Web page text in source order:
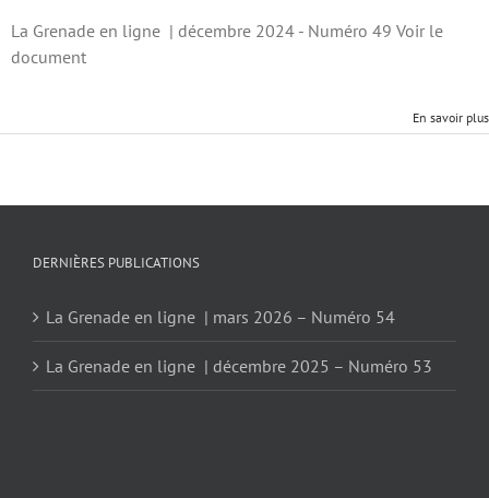
La Grenade en ligne | décembre 2024 - Numéro 49 Voir le
document
En savoir plus
DERNIÈRES PUBLICATIONS
La Grenade en ligne | mars 2026 – Numéro 54
La Grenade en ligne | décembre 2025 – Numéro 53